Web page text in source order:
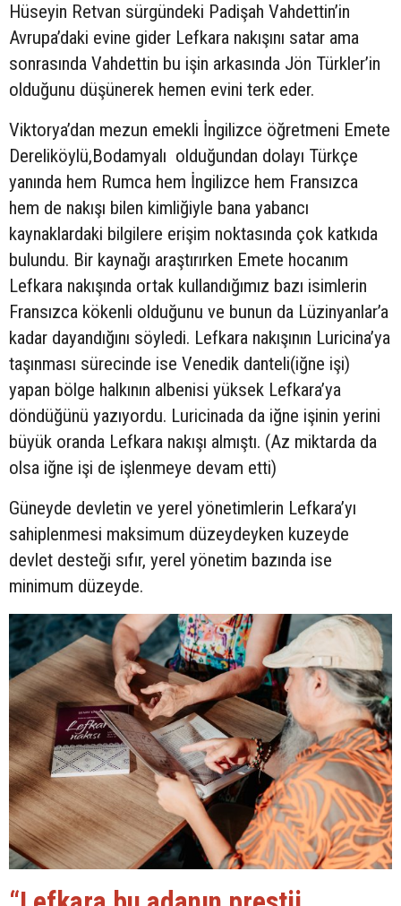
Hüseyin Retvan sürgündeki Padişah Vahdettin’in
Avrupa’daki evine gider Lefkara nakışını satar ama
sonrasında Vahdettin bu işin arkasında Jön Türkler’in
olduğunu düşünerek hemen evini terk eder.
Viktorya’dan mezun emekli İngilizce öğretmeni Emete
Dereliköylü,Bodamyalı olduğundan dolayı Türkçe
yanında hem Rumca hem İngilizce hem Fransızca
hem de nakışı bilen kimliğiyle bana yabancı
kaynaklardaki bilgilere erişim noktasında çok katkıda
bulundu. Bir kaynağı araştırırken Emete hocanım
Lefkara nakışında ortak kullandığımız bazı isimlerin
Fransızca kökenli olduğunu ve bunun da Lüzinyanlar’a
kadar dayandığını söyledi. Lefkara nakışının Luricina’ya
taşınması sürecinde ise Venedik danteli(iğne işi)
yapan bölge halkının albenisi yüksek Lefkara’ya
döndüğünü yazıyordu. Luricinada da iğne işinin yerini
büyük oranda Lefkara nakışı almıştı. (Az miktarda da
olsa iğne işi de işlenmeye devam etti)
Güneyde devletin ve yerel yönetimlerin Lefkara’yı
sahiplenmesi maksimum düzeydeyken kuzeyde
devlet desteği sıfır, yerel yönetim bazında ise
minimum düzeyde.